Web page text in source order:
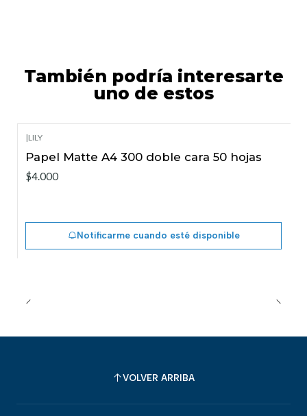
También podría interesarte
uno de estos
Agotado
|LILY
Papel Matte A4 300 doble cara 50 hojas
$4.000
Notificarme cuando esté disponible
VOLVER ARRIBA